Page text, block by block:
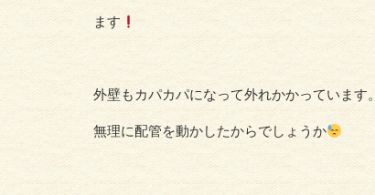
ます
外壁もカパカパになって外れかかっています。
無理に配管を動かしたからでしょうか